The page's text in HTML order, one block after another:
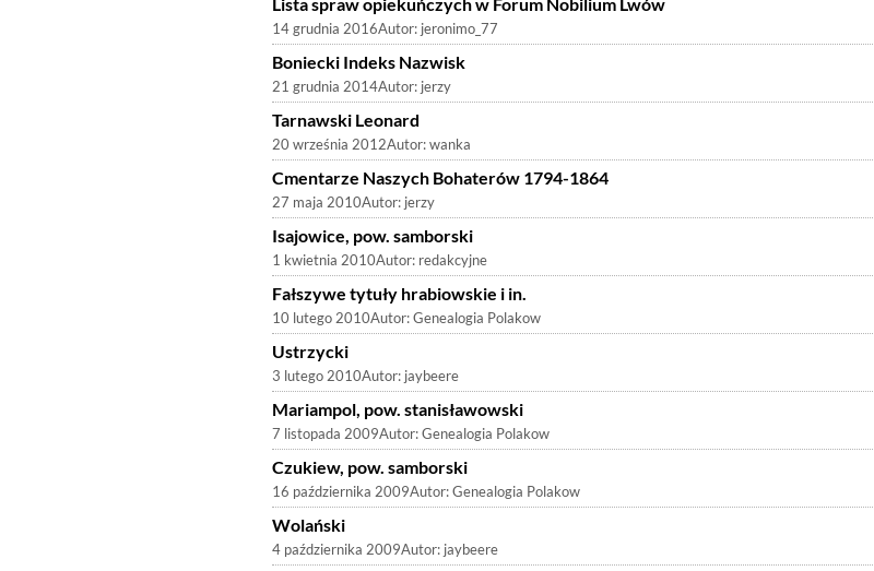
14 grudnia 2016Autor: jeronimo_77
Boniecki Indeks Nazwisk
21 grudnia 2014Autor: jerzy
Tarnawski Leonard
20 września 2012Autor:wanka
Cmentarze Naszych Bohaterów 1794-1864
27 maja 2010Autor: jerzy
Isajowice, pow. samborski
1 kwietnia 2010Autor: redakcyjne
Fałszywe tytuły hrabiowskie i in.
10 lutego 2010Autor:Genealogia Polakow
Ustrzycki
3 lutego 2010Autor: jaybeere
Mariampol, pow. stanisławowski
7 listopada 2009Autor:Genealogia Polakow
Czukiew, pow. samborski
16 października 2009Autor:Genealogia Polakow
Wolański
4 października 2009Autor: jaybeere